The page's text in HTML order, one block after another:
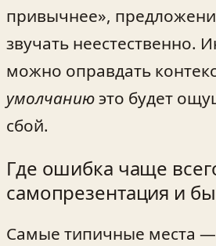
привычнее»,
звучать неестественно.
можно оправдать
умолчаниюэто будет
сбой.
Где ошибка чаще
самопрезентация и
Самые типичные места —